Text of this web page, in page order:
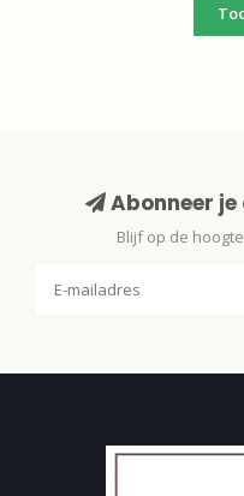
Abonneer je
Blijf op de